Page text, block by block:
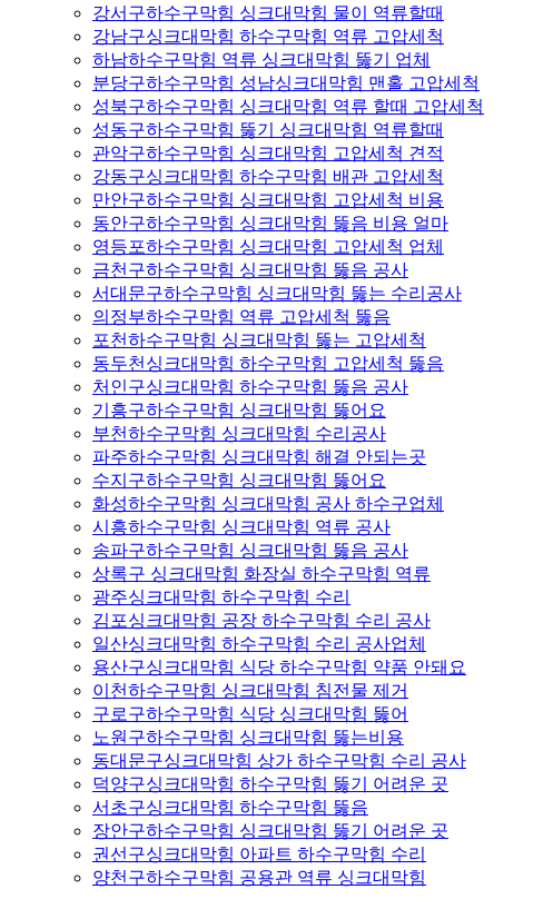
강서구하수구막힘 싱크대막힘 물이 역류할때
강남구싱크대막힘 하수구막힘 역류 고압세척
하남하수구막힘 역류 싱크대막힘 뚫기 업체
분당구하수구막힘 성남싱크대막힘 맨홀 고압세척
성북구하수구막힘 싱크대막힘 역류 할때 고압세척
성동구하수구막힘 뚫기 싱크대막힘 역류할때
관악구하수구막힘 싱크대막힘 고압세척 견적
강동구싱크대막힘 하수구막힘 배관 고압세척
만안구하수구막힘 싱크대막힘 고압세척 비용
동안구하수구막힘 싱크대막힘 뚫음 비용 얼마
영등포하수구막힘 싱크대막힘 고압세척 업체
금천구하수구막힘 싱크대막힘 뚫음 공사
서대문구하수구막힘 싱크대막힘 뚫는 수리공사
의정부하수구막힘 역류 고압세척 뚫음
포천하수구막힘 싱크대막힘 뚫는 고압세척
동두천싱크대막힘 하수구막힘 고압세척 뚫음
처인구싱크대막힘 하수구막힘 뚫음 공사
기흥구하수구막힘 싱크대막힘 뚫어요
부천하수구막힘 싱크대막힘 수리공사
파주하수구막힘 싱크대막힘 해결 안되는곳
수지구하수구막힘 싱크대막힘 뚫어요
화성하수구막힘 싱크대막힘 공사 하수구업체
시흥하수구막힘 싱크대막힘 역류 공사
송파구하수구막힘 싱크대막힘 뚫음 공사
상록구 싱크대막힘 화장실 하수구막힘 역류
광주싱크대막힘 하수구막힘 수리
김포싱크대막힘 공장 하수구막힘 수리 공사
일산싱크대막힘 하수구막힘 수리 공사업체
용산구싱크대막힘 식당 하수구막힘 약품 안돼요
이천하수구막힘 싱크대막힘 침전물 제거
구로구하수구막힘 식당 싱크대막힘 뚫어
노원구하수구막힘 싱크대막힘 뚫는비용
동대문구싱크대막힘 상가 하수구막힘 수리 공사
덕양구싱크대막힘 하수구막힘 뚫기 어려운 곳
서초구싱크대막힘 하수구막힘 뚫음
장안구하수구막힘 싱크대막힘 뚫기 어려운 곳
권선구싱크대막힘 아파트 하수구막힘 수리
양천구하수구막힘 공용관 역류 싱크대막힘